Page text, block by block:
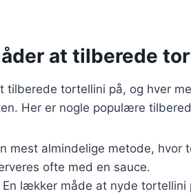
at tilberede
tilberede tortellini på, og hver
Her er nogle populære
mest almindelige metode, hvor
ofte med en sauce.
En lækker måde at nyde